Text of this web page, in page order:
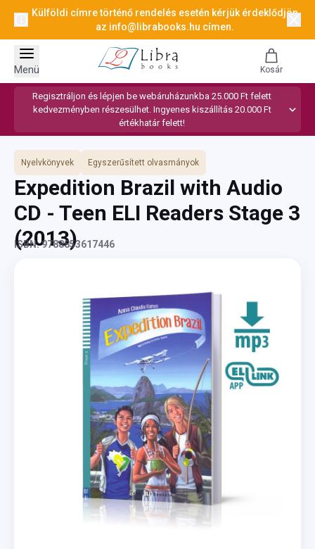
Külföldi címre történő rendelés esetén kérjük érdeklődjön
az info@librabooks.hu címen.
Regisztráljon és lépjen be webáruházunkba 25.000 Ft felett
kedvezményben részesülhet. Ingyenes kiszállítás 20.000 Ft
értékhatár felett!
Menü Kosár
Nyelvkönyvek Egyszerűsített olvasmányok
Expedition Brazil with Audio
CD - Teen ELI Readers Stage 3
(2013)
ISBN: 9788853617446